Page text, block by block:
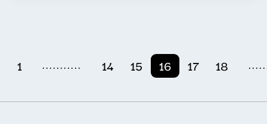
1 ........... 14 15 16 17 18